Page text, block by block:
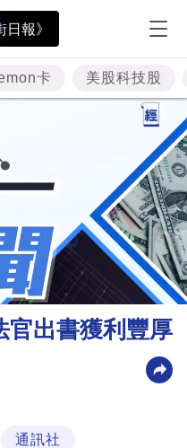
報》
卡 美股科技股
官出書獲利豐厚
通訊社